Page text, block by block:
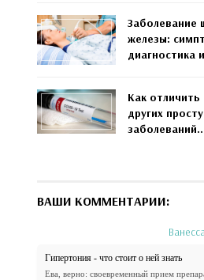
Заболевание
железы:
диагностика
Как
других
заболеваний..
ВАШИ КОММЕНТАРИИ:
Ванесса
Гипертония - что стоит о ней знать
Ева, верно: своевременный прием